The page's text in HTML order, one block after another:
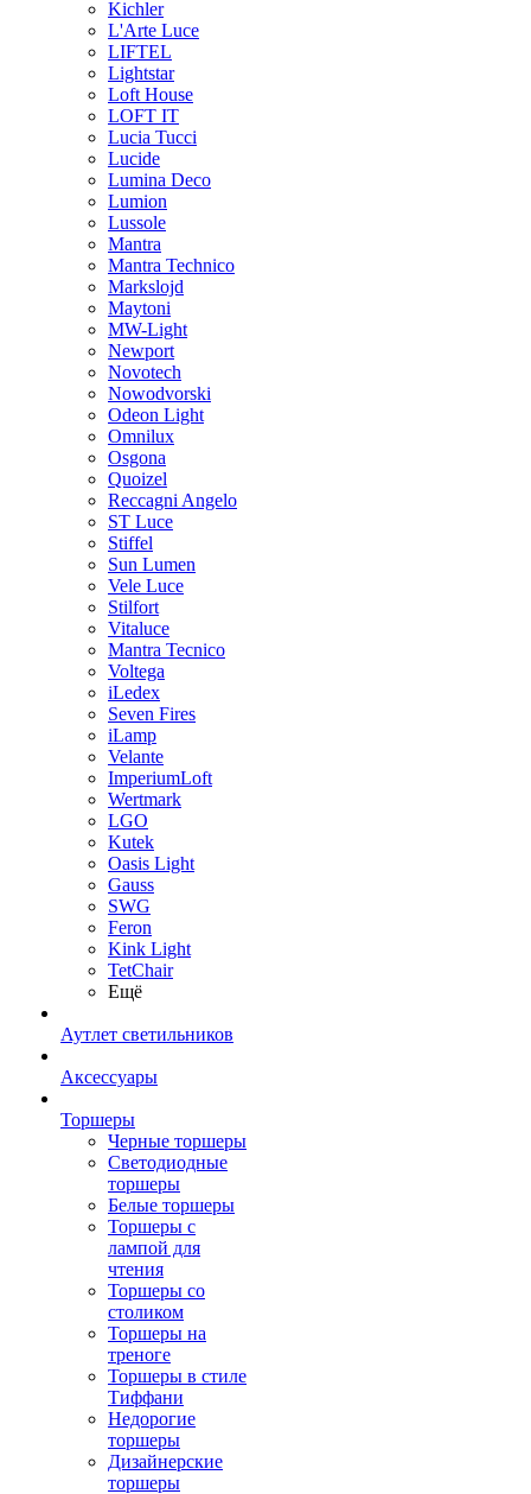
Kichler
L'Arte Luce
LIFTEL
Lightstar
Loft House
LOFT IT
Lucia Tucci
Lucide
Lumina Deco
Lumion
Lussole
Mantra
Mantra Technico
Markslojd
Maytoni
MW-Light
Newport
Novotech
Nowodvorski
Odeon Light
Omnilux
Osgona
Quoizel
Reccagni Angelo
ST Luce
Stiffel
Sun Lumen
Vele Luce
Stilfort
Vitaluce
Mantra Tecnico
Voltega
iLedex
Seven Fires
iLamp
Velante
ImperiumLoft
Wertmark
LGO
Kutek
Oasis Light
Gauss
SWG
Feron
Kink Light
TetСhair
Ещё
Аутлет светильников
Аксессуары
Торшеры
Черные торшеры
Светодиодные
торшеры
Белые торшеры
Торшеры с
лампой для
чтения
Торшеры со
столиком
Торшеры на
треноге
Торшеры в стиле
Тиффани
Недорогие
торшеры
Дизайнерские
торшеры